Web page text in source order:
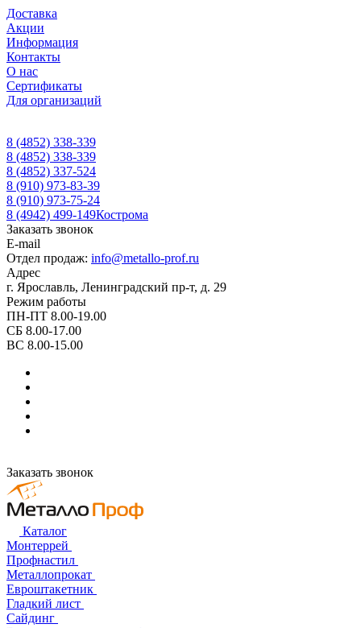
Доставка
Акции
Информация
Контакты
О нас
Сертификаты
Для организаций
8 (4852) 338-339
8 (4852) 338-339
8 (4852) 337-524
8 (910) 973-83-39
8 (910) 973-75-24
8 (4942) 499-149Кострома
Заказать звонок
E-mail
Отдел продаж: info@metallo-prof.ru
Адрес
г. Ярославль, Ленинградский пр-т, д. 29
Режим работы
ПН-ПТ 8.00-19.00
СБ 8.00-17.00
ВС 8.00-15.00
Заказать звонок
Каталог
Монтеррей
Профнастил
Металлопрокат
Евроштакетник
Гладкий лист
Сайдинг